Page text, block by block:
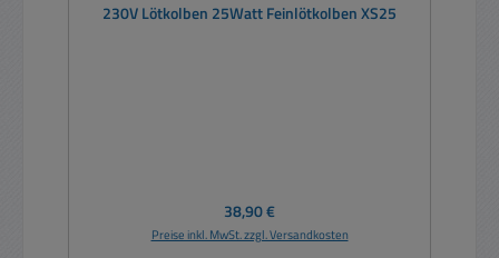
230V Lötkolben 25Watt Feinlötkolben XS25
Regulärer Preis:
38,90 €
Preise inkl. MwSt. zzgl. Versandkosten